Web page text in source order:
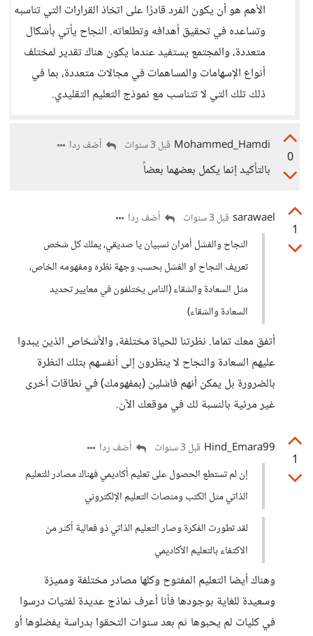
الأهم هو أن يكون الفرد قادرًا على اتخاذ القرارات التي تناسبه
وتساعده في تحقيق أهدافه وتطلعاته. النجاح يأتي بأشكال
متعددة، والمجتمع يستفيد عندما يكون هناك تقدير لمختلف
أنواع الإسهامات والمساهمات في مجالات متعددة، بما في
ذلك تلك التي لا تتناسب مع نموذج التعليم التقليدي.
0
Mohammed_Hamdi قبل 3 سنوات أضف ردا
بالتأكيد إنما يكمل بعضهما بعضاً
1
sarawael قبل 3 سنوات
أضف ردا
النجاح والفشل أمران نسبيان يا صديقي، يملك كل شخص
تعريف النجاح او الفشل بحسب وجهة نظره ومفهومه الخاص،
مثل السعادة والشقاء (الناس يختلفون في معايير تحديد
السعادة والشقاء)
أتفق معك تماما. نظرتنا للحياة مختلفة، والأشخاص الذين يبدوا
عليهم السعادة والنجاح لا ينظرون إلى أنفسهم بتلك النظرة
بالضرورة بل يمكن أنهم فاشلين (بمفهومك) في نطاقات أخرى
غير مرئية بالنسبة لك في موقعك الآن.
1
Hind_Emara99 قبل 3 سنوات
أضف ردا
إن لم تستطع الحصول على تعليم أكاديمي فهناك مصادر للتعليم
الذاتي مثل الكتب ومنصات التعليم الإلكتروني
لقد تطورت الفكرة وصار التعليم الذاتي ذو فعالية أكثر من
الاكتفاء بالتعليم الأكاديمي
وهناك أيضا التعليم المفتوح وكلها مصادر مختلفة ومميزة
وسعيدة للغاية بوجودها فأنا أعرف نماذج عديدة لفتيات درسوا
في كليات لم يحبوها ثم بعد سنوات التحقوا بدراسة يفضلوها أو